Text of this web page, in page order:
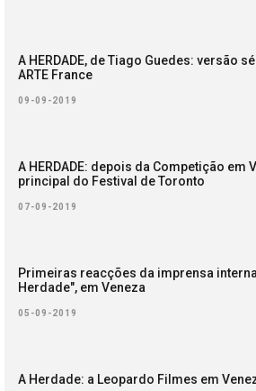
A HERDADE, de Tiago Guedes: versão
ARTE France
09-09-2019
A HERDADE: depois da Competição em
principal do Festival de Toronto
07-09-2019
Primeiras reacções da imprensa
Herdade", em Veneza
05-09-2019
A Herdade: a Leopardo Filmes em